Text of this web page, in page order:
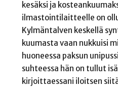
kesäksi ja
ilmastointilaitteelle on
Kylmäntalven keskellä
kuumasta vaan nukkuisi
huoneessa paksun
suhteessa hän on tullut
kirjoittaessani iloitsen